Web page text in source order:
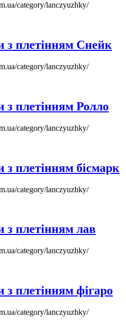
category/lanczyuzhky/
плетінням Снейк
category/lanczyuzhky/
плетінням Ролло
category/lanczyuzhky/
плетінням бісмарк
category/lanczyuzhky/
плетінням лав
category/lanczyuzhky/
плетінням фігаро
category/lanczyuzhky/